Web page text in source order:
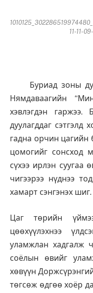
11-11-
Буриад зоны
Нямдаваагийн
хэвлэгдэн
дуулагддаг
гадна орчин цагийн
цомогийг сонсход
сүхээ ирлэн суугаа
чигээрээ нүднээ
хамарт сэнгэнэх шиг.
Цаг төрийн
цөөхүүлэхнээ
уламжлан хадгалж
соёлын өвийг
хөвүүн
төгсөж өдгөө хоёр